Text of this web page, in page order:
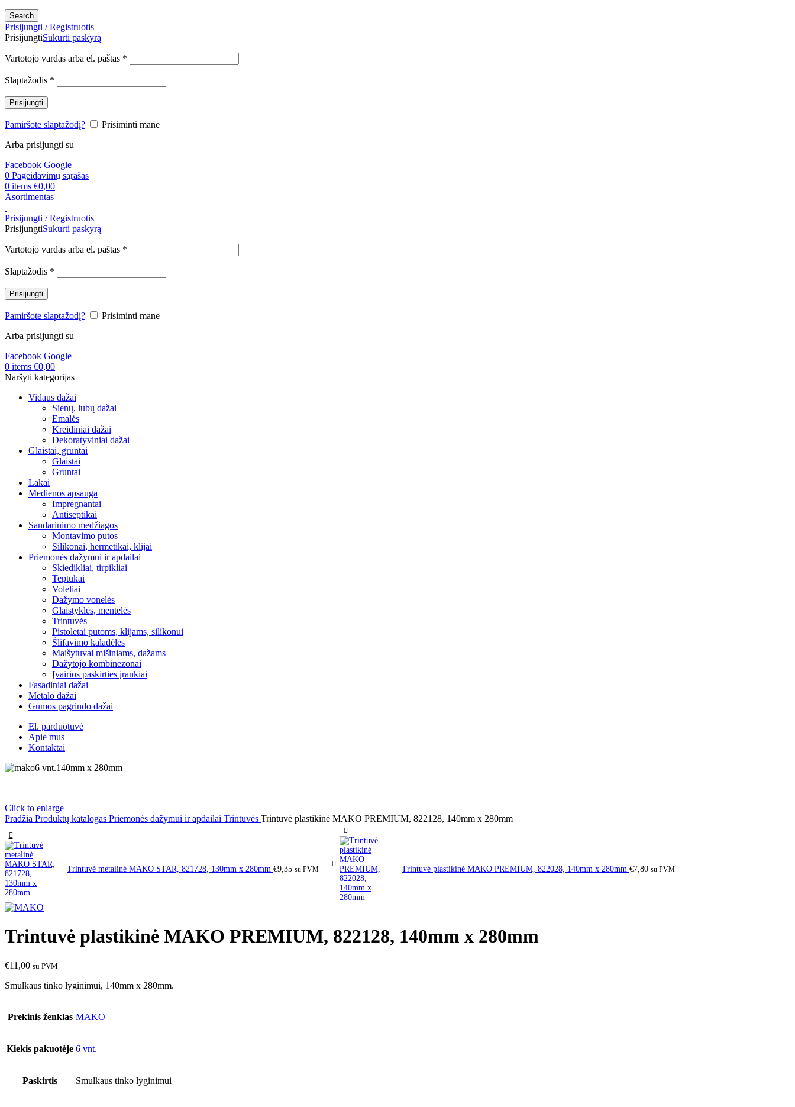
Search
Prisijungti / Registruotis
PrisijungtiSukurti paskyrą
Vartotojo vardas arba el. paštas *
Slaptažodis *
Prisijungti
Pamiršote slaptažodį?
Prisiminti mane
Arba prisijungti su
Facebook Google
0 Pageidavimų sąrašas
0 items €0,00
Asortimentas
Prisijungti / Registruotis
PrisijungtiSukurti paskyrą
Vartotojo vardas arba el. paštas *
Slaptažodis *
Prisijungti
Pamiršote slaptažodį?
Prisiminti mane
Arba prisijungti su
Facebook Google
0 items €0,00
Naršyti kategorijas
Vidaus dažai
Sienų, lubų dažai
Emalės
Kreidiniai dažai
Dekoratyviniai dažai
Glaistai, gruntai
Glaistai
Gruntai
Lakai
Medienos apsauga
Impregnantai
Antiseptikai
Sandarinimo medžiagos
Montavimo putos
Silikonai, hermetikai, klijai
Priemonės dažymui ir apdailai
Skiedikliai, tirpikliai
Teptukai
Voleliai
Dažymo vonelės
Glaistyklės, mentelės
Trintuvės
Pistoletai putoms, klijams, silikonui
Šlifavimo kaladėlės
Maišytuvai mišiniams, dažams
Dažytojo kombinezonai
Įvairios paskirties įrankiai
Fasadiniai dažai
Metalo dažai
Gumos pagrindo dažai
El. parduotuvė
Apie mus
Kontaktai
6 vnt.140mm x 280mm
Click to enlarge
Pradžia Produktų katalogas Priemonės dažymui ir apdailai Trintuvės Trintuvė plastikinė MAKO PREMIUM, 822128, 140mm x 280mm
Trintuvė metalinė MAKO STAR, 821728, 130mm x 280mm €9,35 su PVM Trintuvė plastikinė MAKO PREMIUM, 822028, 140mm x 280mm €7,80 su PVM
Trintuvė plastikinė MAKO PREMIUM, 822128, 140mm x 280mm
€11,00 su PVM
Smulkaus tinko lyginimui, 140mm x 280mm.
Prekinis ženklas MAKO
Kiekis pakuotėje 6 vnt.
Paskirtis Smulkaus tinko lyginimui